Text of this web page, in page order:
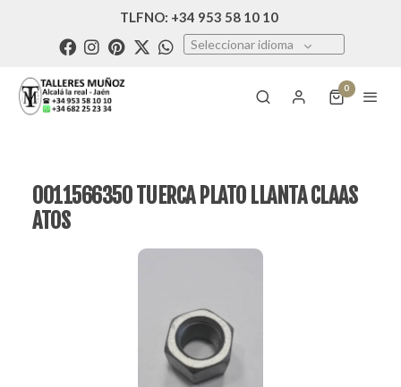
TLFNO: +34 953 58 10 10
Seleccionar idioma
0
0011566350 TUERCA PLATO LLANTA CLAAS
ATOS